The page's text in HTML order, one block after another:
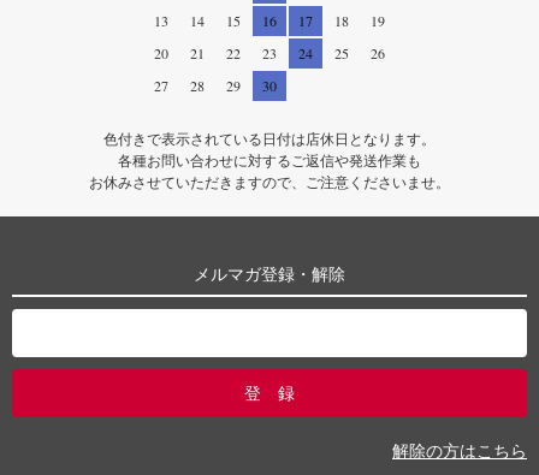
13
14 15 16 17 18
19
20
21 22 23 24 25
26
27
28 29 30
色付きで表示されている日付は店休日となります。
各種お問い合わせに対するご返信や発送作業も
お休みさせていただきますので、ご注意くださいませ。
メルマガ登録・解除
解除の方はこちら